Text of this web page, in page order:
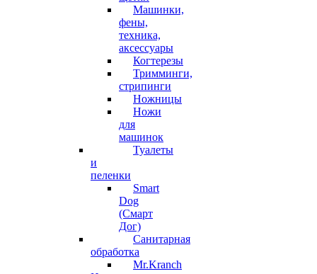
Машинки,
фены,
техника,
аксессуары
Когтерезы
Тримминги,
стрипинги
Ножницы
Ножи
для
машинок
Туалеты
и
пеленки
Smart
Dog
(Смарт
Дог)
Санитарная
обработка
Mr.Kranch